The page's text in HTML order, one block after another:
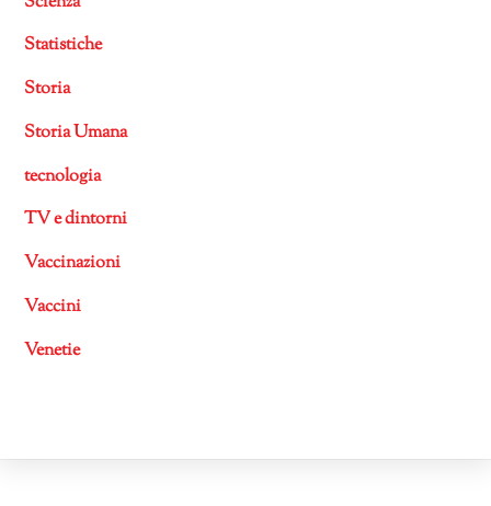
Statistiche
Storia
Storia Umana
tecnologia
TV e dintorni
Vaccinazioni
Vaccini
Venetie